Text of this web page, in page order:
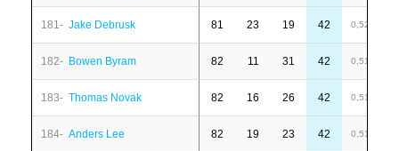
181- Jake Debrusk 81 23 19 42 0,52
182- Bowen Byram 82 11 31 42 0,51
183- Thomas Novak 82 16 26 42 0,51
184- Anders Lee 82 19 23 42 0,51